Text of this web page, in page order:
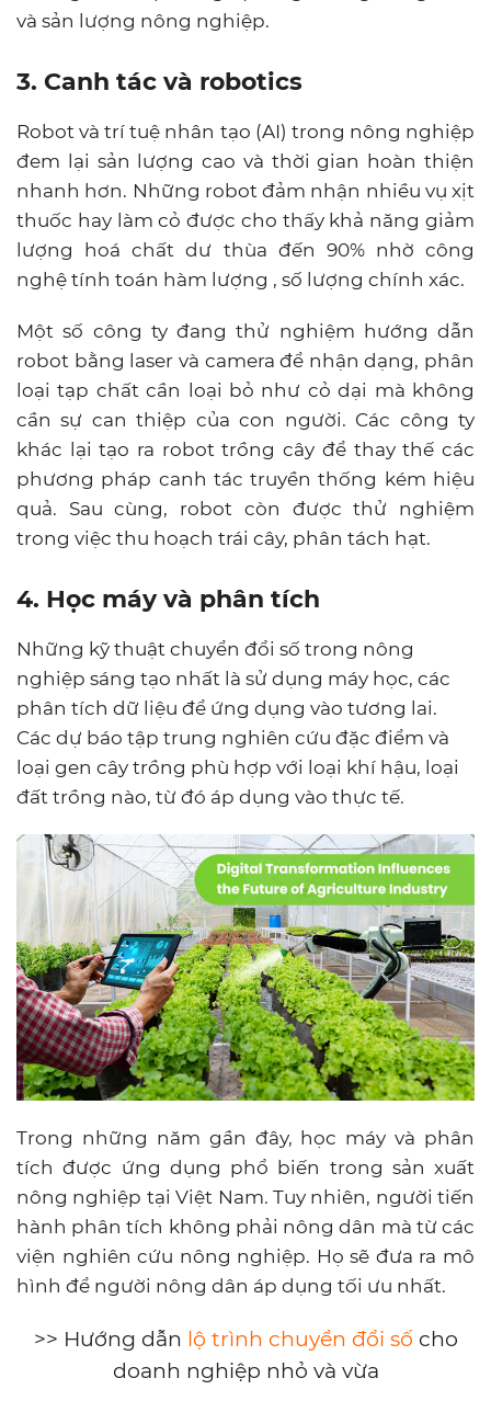
và sản lượng nông nghiệp.
3. Canh tác và robotics
Robot và trí tuệ nhân tạo (AI) trong nông nghiệp
đem lại sản lượng cao và thời gian hoàn thiện
nhanh hơn. Những robot đảm nhận nhiều vụ xịt
thuốc hay làm cỏ được cho thấy khả năng giảm
lượng hoá chất dư thùa đến 90% nhờ công
nghệ tính toán hàm lượng , số lượng chính xác.
Một số công ty đang thử nghiệm hướng dẫn
robot bằng laser và camera để nhận dạng, phân
loại tạp chất cần loại bỏ như cỏ dại mà không
cần sự can thiệp của con người. Các công ty
khác lại tạo ra robot trồng cây để thay thế các
phương pháp canh tác truyền thống kém hiệu
quả. Sau cùng, robot còn được thử nghiệm
trong việc thu hoạch trái cây, phân tách hạt.
4. Học máy và phân tích
Những kỹ thuật chuyển đổi số trong nông
nghiệp sáng tạo nhất là sử dụng máy học, các
phân tích dữ liệu để ứng dụng vào tương lai.
Các dự báo tập trung nghiên cứu đặc điểm và
loại gen cây trồng phù hợp với loại khí hậu, loại
đất trồng nào, từ đó áp dụng vào thực tế.
Trong những năm gần đây, học máy và phân
tích được ứng dụng phổ biến trong sản xuất
nông nghiệp tại Việt Nam. Tuy nhiên, người tiến
hành phân tích không phải nông dân mà từ các
viện nghiên cứu nông nghiệp. Họ sẽ đưa ra mô
hình để người nông dân áp dụng tối ưu nhất.
>> Hướng dẫn lộ trình chuyển đổi số cho
doanh nghiệp nhỏ và vừa